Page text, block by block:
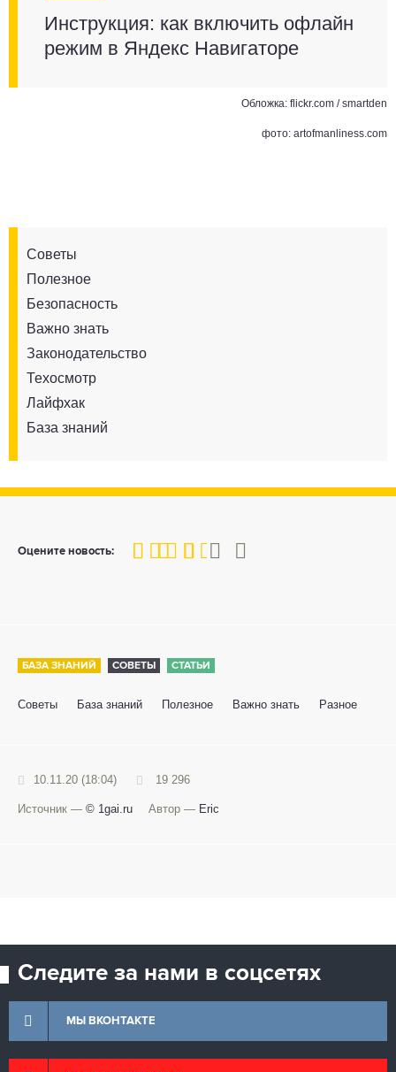
Инструкция: как включить офлайн
режим в Яндекс Навигаторе
Обложка: flickr.com / smartden
фото: artofmanliness.com
Советы
Полезное
Безопасность
Важно знать
Законодательство
Техосмотр
Лайфхак
База знаний
Оцените новость:
60
1 2 3 4 5
БАЗА ЗНАНИЙ СОВЕТЫ СТАТЬИ
Советы База знаний Полезное Важно знать Разное
10.11.20 (18:04) 19 296
Источник — © 1gai.ru Автор — Eric
Следите за нами в соцсетях
МЫ ВКОНТАКТЕ